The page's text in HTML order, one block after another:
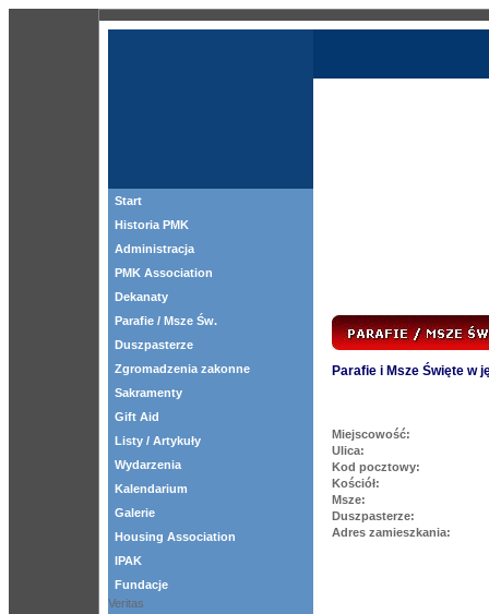
Start
Historia PMK
Administracja
PMK Association
Dekanaty
Parafie / Msze Św.
Duszpasterze
Zgromadzenia zakonne
Sakramenty
Gift Aid
Listy / Artykuły
Wydarzenia
Kalendarium
Galerie
Housing Association
IPAK
Fundacje
Veritas
Parafie i Msze Święte w
Miejscowość:
Ulica:
Kod pocztowy:
Kościół:
Msze:
Duszpasterze:
Adres zamieszkania: